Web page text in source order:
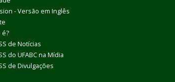
- Versão em Inglês
é?
de Notícias
do UFABC na Mídia
de Divulgações